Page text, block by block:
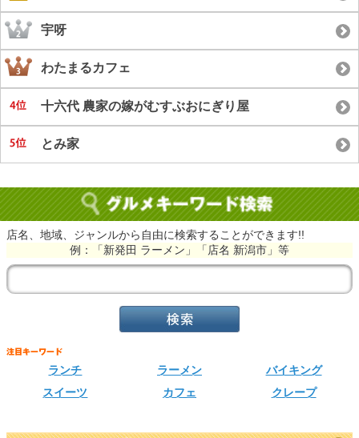
宇呀
わたまるカフェ
十六代 農家の嫁がむすぶおにぎり屋
とみ家
店名、地域、ジャンルから自由に検索することができます!!
例：「新発田 ラーメン」「店名 新潟市」等
ランチ ラーメン
バイキング
スイーツ
カフェ クレープ